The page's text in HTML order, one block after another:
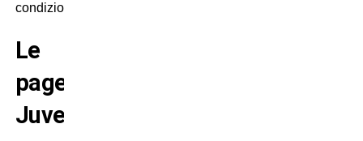
condizione.
Le
pagelle
Juventus